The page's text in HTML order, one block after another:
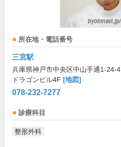
所在地・電話番号
三宮駅
兵庫県神戸市中央区中山手通1-24-4
ドラゴンビル4F [地図]
078-232-7277
診療科目
整形外科